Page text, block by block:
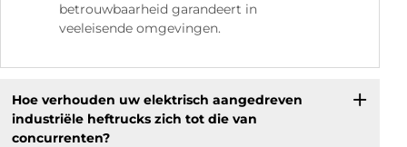
betrouwbaarheid garandeert in
veeleisende omgevingen.
Hoe verhouden uw elektrisch aangedreven
industriële heftrucks zich tot die van
concurrenten?